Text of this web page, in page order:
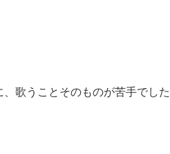
歌うことそのものが苦手でし